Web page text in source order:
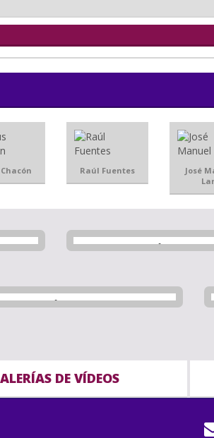
Raúl Fuentes
José
DE VÍDEOS